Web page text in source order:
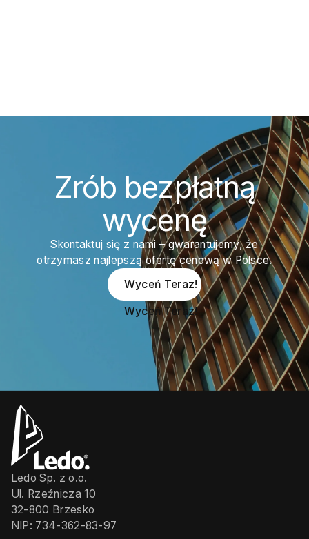
Zrób bezpłatną
wycenę
Skontaktuj się z nami – gwarantujemy, że
otrzymasz najlepszą ofertę cenową w Polsce.
Wyceń Teraz!
Wyceń Teraz!
Ledo Sp. z o.o.
Ul. Rzeźnicza 10
32-800 Brzesko
NIP: 734-362-83-97